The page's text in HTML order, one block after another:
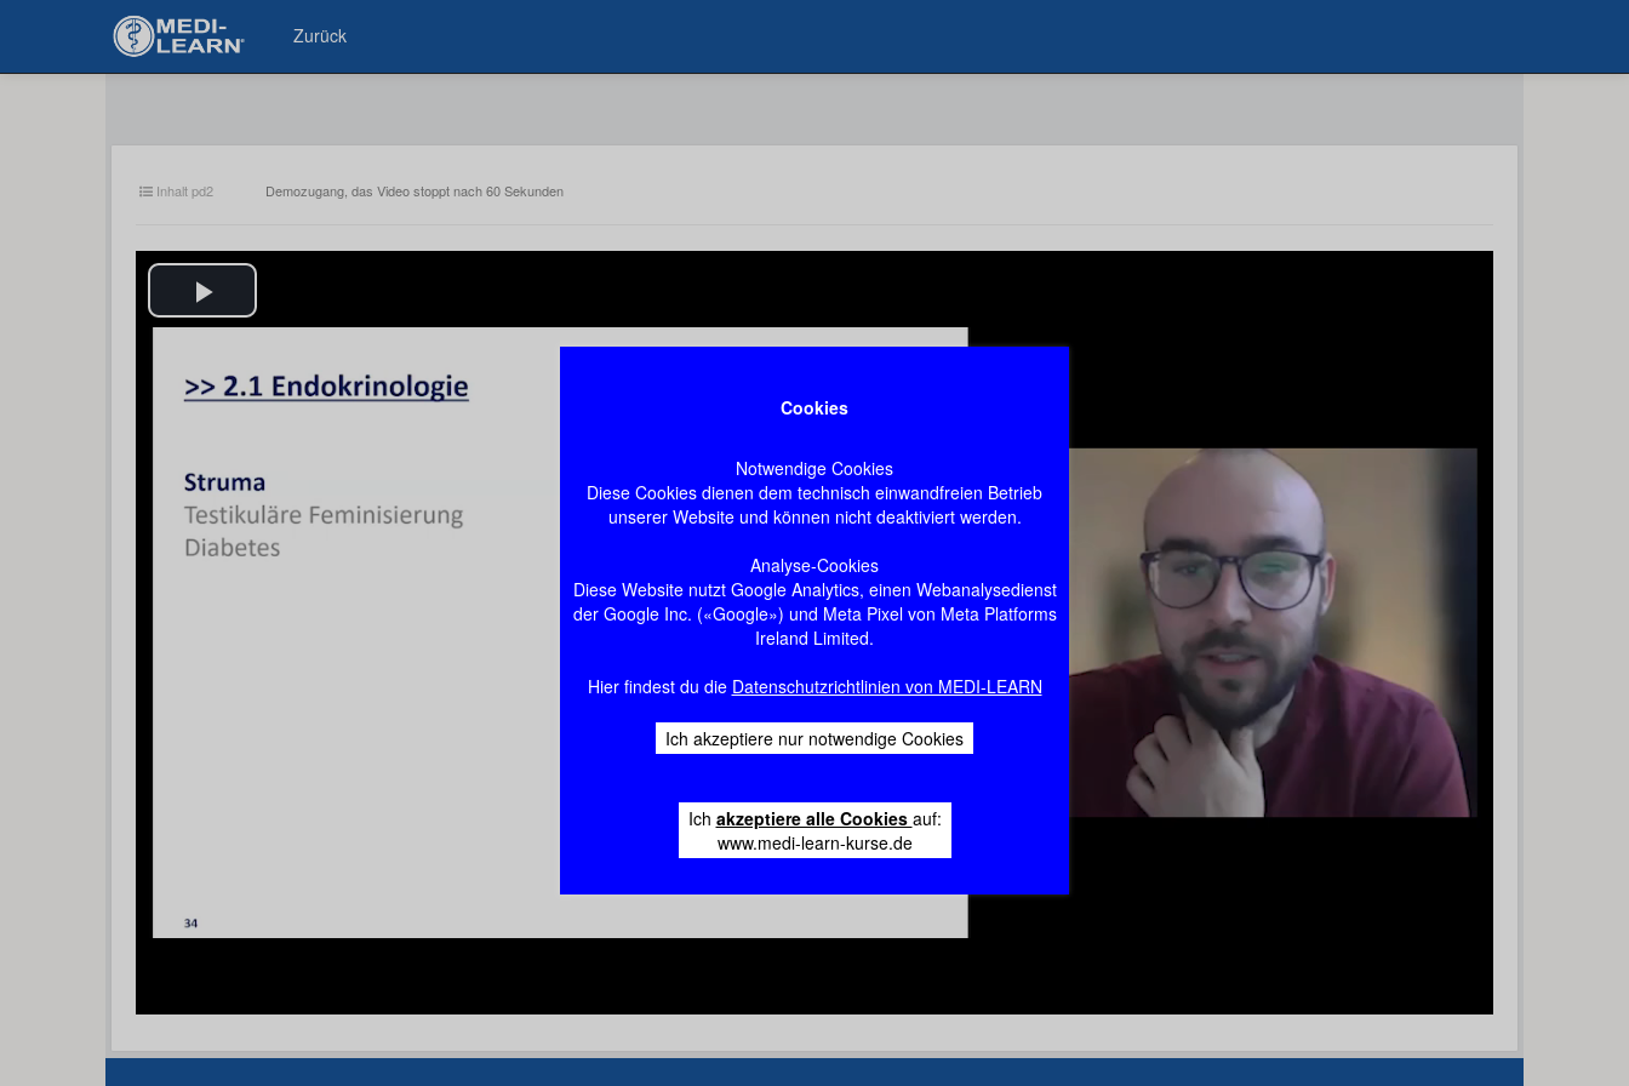
Cookies
Notwendige Cookies
Diese Cookies dienen dem technisch einwandfreien Betrieb
unserer Website und können nicht deaktiviert werden.
Analyse-Cookies
Diese Website nutzt Google Analytics, einen Webanalysedienst
der Google Inc. («Google») und Meta Pixel von Meta Platforms
Ireland Limited.
Hier findest du die Datenschutzrichtlinien von MEDI-LEARN
Ich akzeptiere nur notwendige Cookies
Ich akzeptiere alle Cookies auf:
www.medi-learn-kurse.de
Zurück
Inhalt pd2 Demozugang, das Video stoppt nach 60 Sekunden
Play
Video